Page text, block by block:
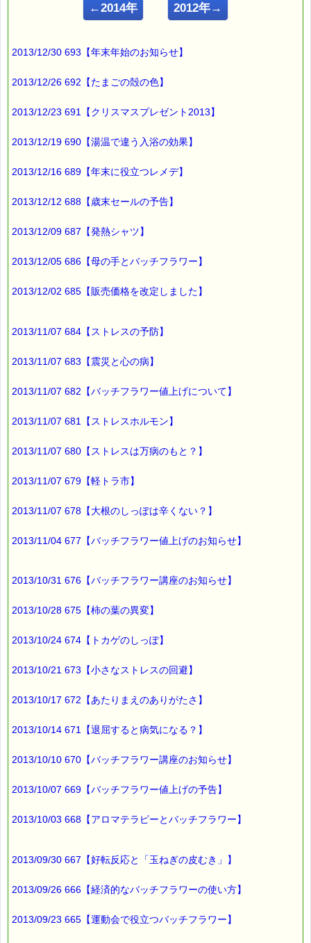
ｅパスタイム店長の
【輸入ルートが違うバッチフラワー】
日本で売られているバッチフラワーは
正規輸入品と正規輸入でない
メーカーと総代理店契約を結んだ
厚生労働省の許可を受け
正規代理店以外の第三者が、
バッチフラワーも流通しています。
正規輸入品のバッチフラワーは
海外で流通しているものが中心ですので、
日本向けには無い製品も売られています。
なお、
正規輸入品は、
輸入ルートが違うバッチフラワー
お問い合わせのご紹介でした。
「よくある質問」はこちらです。
▼お得なバッチフラワー・レスキューセット！！
▼ホームシック、やる気出ない（五月病・六月病）に役立ちま
←2014年 2012年→
2013/12/30 693【年末年始のお知らせ】
2013/12/26 692【たまごの殻の色】
2013/12/23 691【クリスマスプレゼント2013】
2013/12/19 690【湯温で違う入浴の効果】
2013/12/16 689【年末に役立つレメデ】
2013/12/12 688【歳末セールの予告】
2013/12/09 687【発熱シャツ】
2013/12/05 686【母の手とバッチフラワー】
2013/12/02 685【販売価格を改定しました】
2013/11/07 684【ストレスの予防】
2013/11/07 683【震災と心の病】
2013/11/07 682【バッチフラワー値上げについて】
2013/11/07 681【ストレスホルモン】
2013/11/07 680【ストレスは万病のもと？】
2013/11/07 679【軽トラ市】
2013/11/07 678【大根のしっぽは辛くない？】
2013/11/04 677【バッチフラワー値上げのお知らせ】
2013/10/31 676【バッチフラワー講座のお知らせ】
2013/10/28 675【柿の葉の異変】
2013/10/24 674【トカゲのしっぽ】
2013/10/21 673【小さなストレスの回避】
2013/10/17 672【あたりまえのありがたさ】
2013/10/14 671【退屈すると病気になる？】
2013/10/10 670【バッチフラワー講座のお知らせ】
2013/10/07 669【バッチフラワー値上げの予告】
2013/10/03 668【アロマテラピーとバッチフラワー】
2013/09/30 667【好転反応と「玉ねぎの皮むき」】
2013/09/26 666【経済的なバッチフラワーの使い方】
2013/09/23 665【運動会で役立つバッチフラワー】